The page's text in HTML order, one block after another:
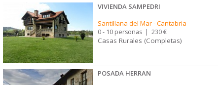
VIVIENDA SAMPEDRI
Santillana del Mar-Cantabria
0 - 10 personas 230 €
Casas Rurales (Completas)
POSADA HERRAN